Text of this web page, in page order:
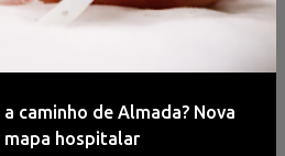
caminho de Almada? Nova
hospitalar